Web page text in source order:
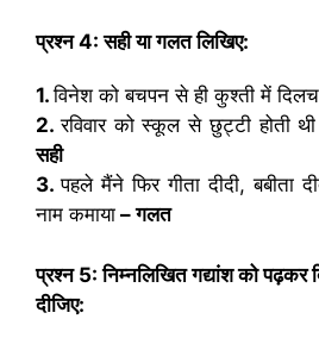
प्रश्न4:सही या गलत लिखिए:
1.विनेश को बचपन से ही कुश्ती में
2.रविवार को स्कूल से छुट्टी होती
सही
3.पहले मैंने फिर गीता दीदी, बबीता
नाम कमाया – गलत
प्रश्न 5:निम्नलिखित गद्यांश को पढ़कर
दीजिए: